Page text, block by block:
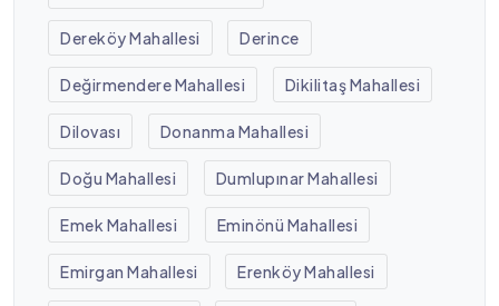
Dereköy Mahallesi Derince
Değirmendere Mahallesi Dikilitaş Mahallesi
Dilovası Donanma Mahallesi
Doğu Mahallesi Dumlupınar Mahallesi
Emek Mahallesi Eminönü Mahallesi
Emirgan Mahallesi Erenköy Mahallesi